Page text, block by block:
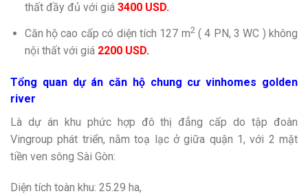
thất đầy đủ với giá 3400 USD.
Căn hộ cao cấp có diện tích 127 m2( 4 PN, 3 WC ) không
nội thất với giá 2200 USD.
Tổng quan dự án căn hộ chung cư vinhomes golden
river
Là dự án khu phức hợp đô thị đẳng cấp do tập đoàn
Vingroup phát triển, nằm toạ lạc ở giữa quận 1, với 2 mặt
tiền ven sông Sài Gòn:
Diện tích toàn khu: 25.29 ha,